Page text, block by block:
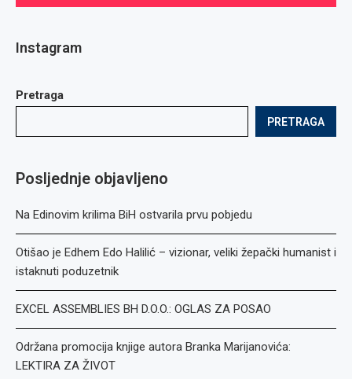
Instagram
Pretraga
PRETRAGA
Posljednje objavljeno
Na Edinovim krilima BiH ostvarila prvu pobjedu
Otišao je Edhem Edo Halilić – vizionar, veliki žepački humanist i
istaknuti poduzetnik
EXCEL ASSEMBLIES BH D.O.O.: OGLAS ZA POSAO
Održana promocija knjige autora Branka Marijanovića:
LEKTIRA ZA ŽIVOT